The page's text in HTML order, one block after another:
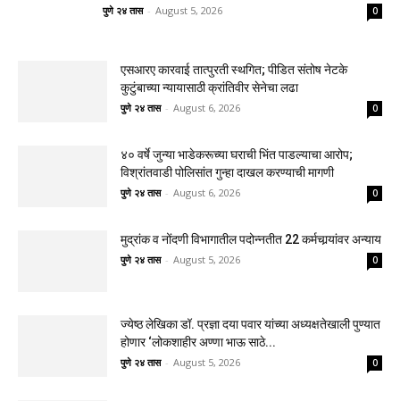
पुणे २४ तास - August 5, 2026 0
एसआरए कारवाई तात्पुरती स्थगित; पीडित संतोष नेटके
कुटुंबाच्या न्यायासाठी क्रांतिवीर सेनेचा लढा
पुणे २४ तास - August 6, 2026 0
४० वर्षे जुन्या भाडेकरूच्या घराची भिंत पाडल्याचा आरोप;
विश्रांतवाडी पोलिसांत गुन्हा दाखल करण्याची मागणी
पुणे २४ तास - August 6, 2026 0
मुद्रांक व नोंदणी विभागातील पदोन्नतीत 22 कर्मचार्‍यांवर अन्याय
पुणे २४ तास - August 5, 2026 0
ज्येष्ठ लेखिका डॉ. प्रज्ञा दया पवार यांच्या अध्यक्षतेखाली पुण्यात
होणार ‘लोकशाहीर अण्णा भाऊ साठे...
पुणे २४ तास - August 5, 2026 0